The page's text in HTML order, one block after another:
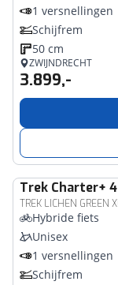
1 versnellingen
Schijfrem
50 cm
ZWIJNDRECHT
3.899,-
Trek Charter+
TREK LICHEN
Hybride fiets
Unisex
1 versnellingen
Schijfrem